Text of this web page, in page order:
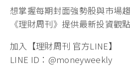
想掌握每期封面強勢股與市場
《理財周刊》提供最新投資觀
加入【理財周刊 官方LINE】
LINE ID：@moneyweekly